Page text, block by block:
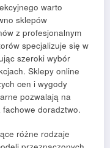
warto
sklepów
z profesjonalnym
specjalizuje się w
szeroki wybór
Sklepy online
cen i wygody
pozwalają na
doradztwo.
różne rodzaje